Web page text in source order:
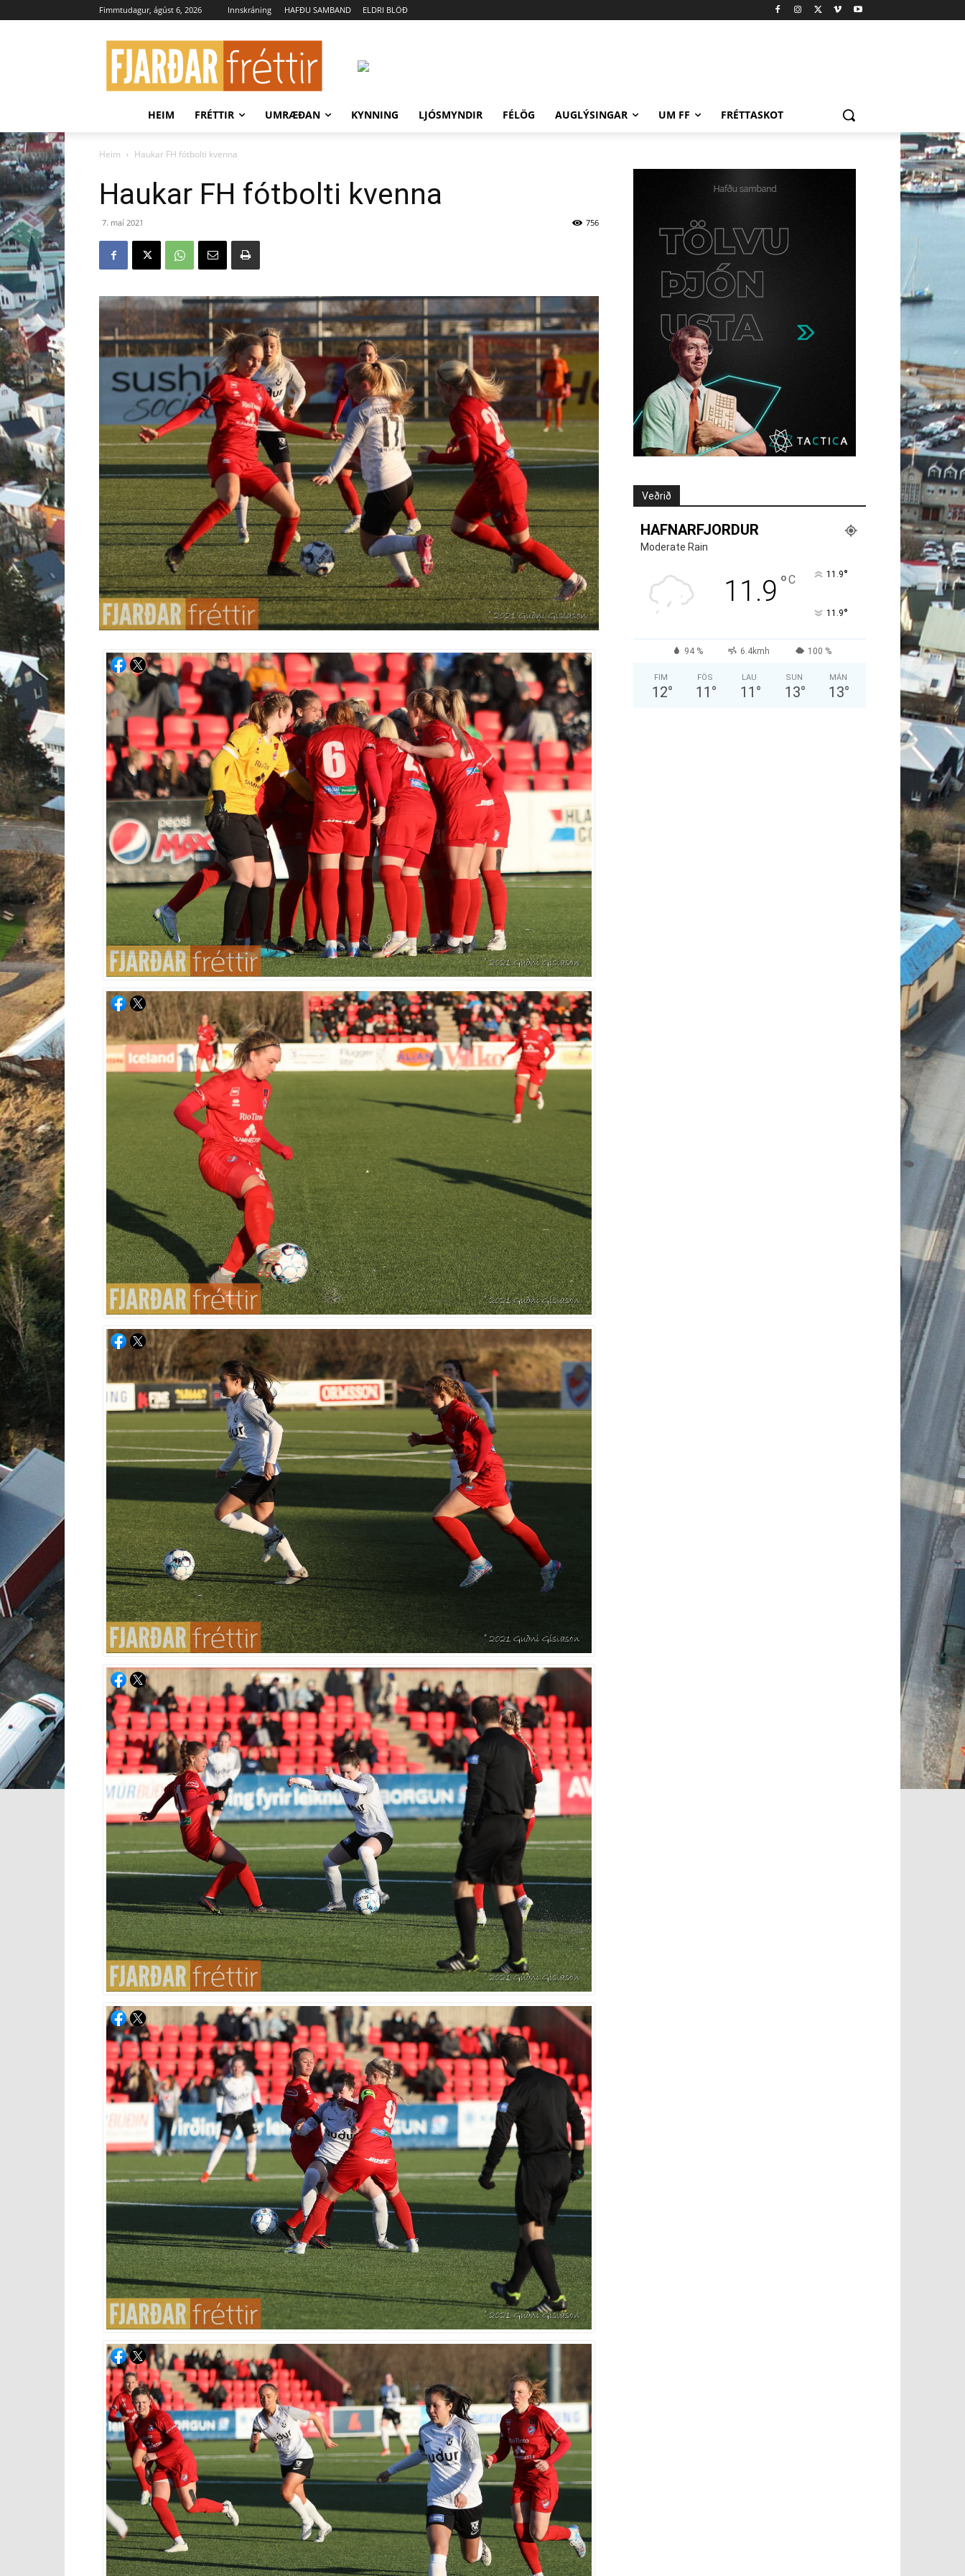
Fimmtudagur, ágúst 6, 2026 Innskráning HAFÐU SAMBAND ELDRI BLÖÐ
HEIM FRÉTTIR UMRÆÐAN KYNNING LJÓSMYNDIR FÉLÖG AUGLÝSINGAR UM FF FRÉTTASKOT
Heim Haukar FH fótbolti kvenna
Haukar FH fótbolti kvenna
7. maí 2021 756
Veðrið
HAFNARFJORDUR
Moderate Rain
11.9 °C 11.9°
11.9°
94 % 6.4kmh 100 %
FIM
12°
FÖS
11 °
LAU
11 °
SUN
13°
MÁN
13°